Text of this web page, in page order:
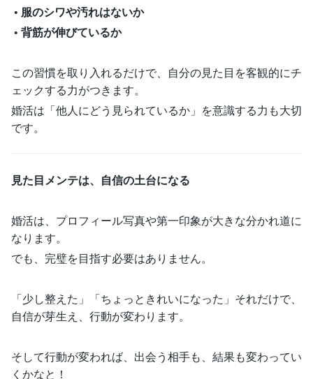
• 服のシワや汚れはないか
• 背筋が伸びているか
この習慣を取り入れるだけで、自分の見た目を客観的にチ
ェックする力がつきます。
婚活は「他人にどう見られているか」を意識する力も大切
です。
見た目メンテは、自信の土台になる
婚活は、プロフィール写真や第一印象が大きな分かれ道に
なります。
でも、完璧を目指す必要はありません。
「少し整えた」「ちょっときれいになった」それだけで、
自信が芽生え、行動が変わります。
そして行動が変われば、出会う相手も、結果も変わってい
くかなと！